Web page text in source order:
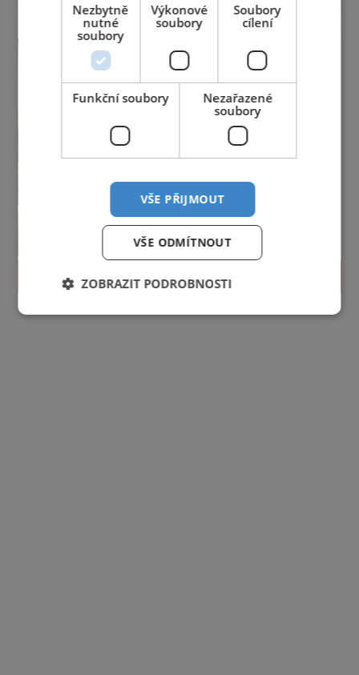
PROLISTOVAT
Nezbytně
nutné
soubory
Výkonové
soubory
Soubory
cílení
Funkční soubory
Nezařazené
soubory
VŠE PŘIJMOUT
VŠE ODMÍTNOUT
ZOBRAZIT PODROBNOSTI